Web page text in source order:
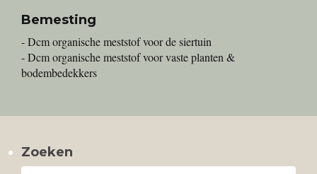
Bemesting
- Dcm organische meststof voor de siertuin
- Dcm organische meststof voor vaste planten &
bodembedekkers
Zoeken